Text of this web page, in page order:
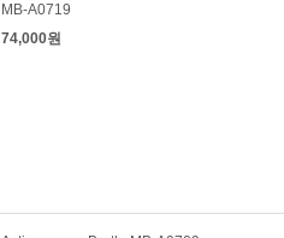
MB-A0719
74,000원